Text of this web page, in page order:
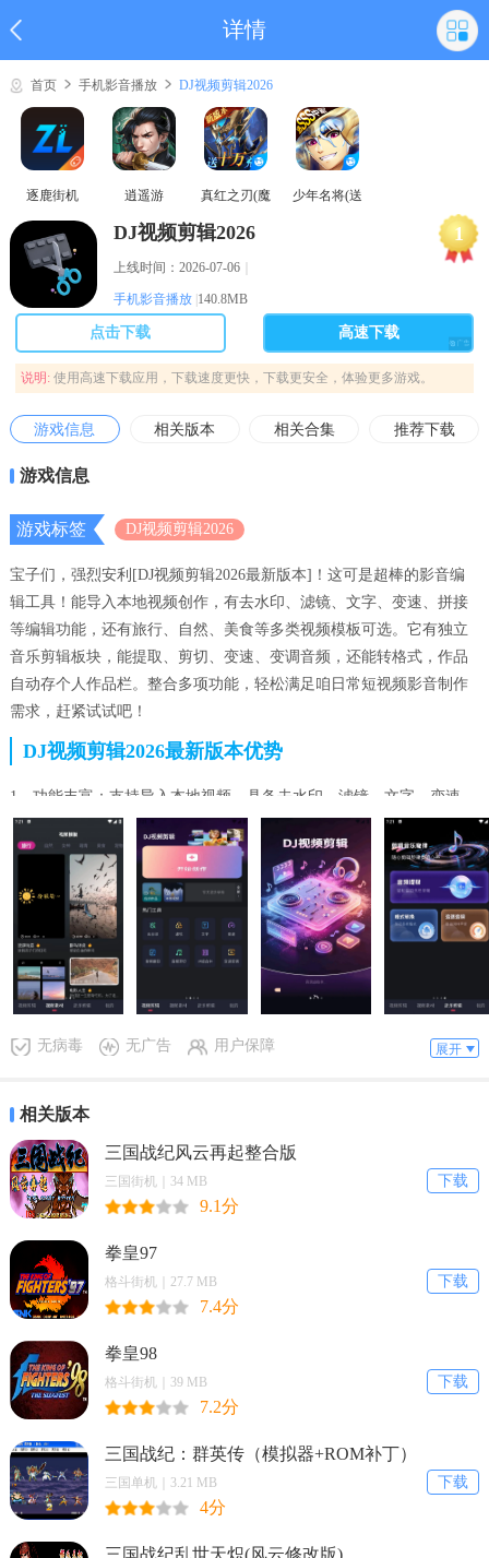
详情
首页 手机影音播放 DJ视频剪辑2026
逐鹿街机 逍遥游
真红之刃(魔
少年名将(送
1
DJ视频剪辑2026
上线时间：2026-07-06｜
手机影音播放 140.8MB
点击下载 高速下载
说明: 使用高速下载应用，下载速度更快，下载更安全，体验更多游戏。
游戏信息 相关版本 相关合集 推荐下载
游戏信息
游戏标签 DJ视频剪辑2026
宝子们，强烈安利[DJ视频剪辑2026最新版本]！这可是超棒的影音编
辑工具！能导入本地视频创作，有去水印、滤镜、文字、变速、拼接
等编辑功能，还有旅行、自然、美食等多类视频模板可选。它有独立
音乐剪辑板块，能提取、剪切、变速、变调音频，还能转格式，作品
自动存个人作品栏。整合多项功能，轻松满足咱日常短视频影音制作
需求，赶紧试试吧！
DJ视频剪辑2026最新版本优势
1、功能丰富：支持导入本地视频，具备去水印、滤镜、文字、变速、
拼接等视频编辑功能。
2、模板多样：划分旅行、自然、美食等多类视频模板，满足不同创作
需求。
3、音频处理强：内置独立音乐剪辑板块，可进行音频提取、剪切、变
速等操作。
4、自动保存：作品自动保存至个人作品栏，方便随时查看和编辑。
DJ视频剪辑2026最新版本功能
等视频编辑功能。
2、划分旅行、自然、美食等多类视频模板，可根据不同主题快速选
用。
3、内置独立音乐剪辑板块，能完成音频提取、剪切、变速、变调等操
作。
4、支持音视频格式转换，作品自动保存至个人作品栏，方便查找。
5、整合视频剪辑、素材模板、音频处理等多项功能，满足短视频制作
需求。
DJ视频剪辑2026最新版本使用说明
1. 支持导入本地视频，开启创作之旅。
2. 具备去水印、滤镜、文字、变速、视频拼接等编辑功能。
3. 有多类视频模板可选，如旅行、自然、美食等。
无病毒 无广告 用户保障 展开
相关版本
三国战纪风云再起整合版
下载
三国街机｜34 MB
9.1分
拳皇97
下载
格斗街机｜27.7 MB
7.4分
拳皇98
下载
格斗街机｜39 MB
7.2分
三国战纪：群英传（模拟器+ROM补丁）
下载
三国单机｜3.21 MB
4分
三国战纪乱世天炽(风云修改版)